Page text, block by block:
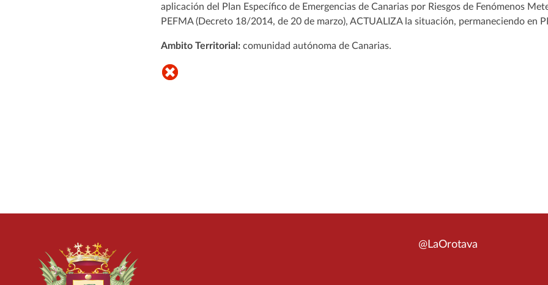
aplicación del Plan Específico de Emergencias de Canarias por Riesgos de Fenómenos
PEFMA (Decreto 18/2014, de 20 de marzo), ACTUALIZA la situación, permaneciendo en
Ambito Territorial: comunidad autónoma de Canarias.
@LaOrotava